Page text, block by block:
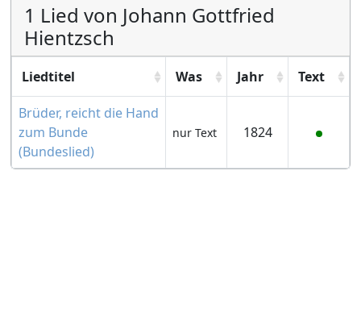
1 Lied von Johann Gottfried
Hientzsch
Liedtitel Was Jahr Text
Brüder, reicht die Hand
zum Bunde
(Bundeslied)
nur Text 1824